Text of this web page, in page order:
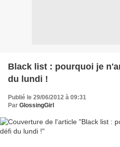
Black list : pourquoi je
du lundi !
Publié le 29/06/2012 à 09:31
Par GlossingGirl